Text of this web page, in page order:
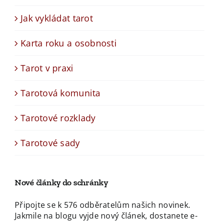
Jak vykládat tarot
Karta roku a osobnosti
Tarot v praxi
Tarotová komunita
Tarotové rozklady
Tarotové sady
Nové články do schránky
Připojte se k 576 odběratelům našich novinek.
Jakmile na blogu vyjde nový článek, dostanete e-